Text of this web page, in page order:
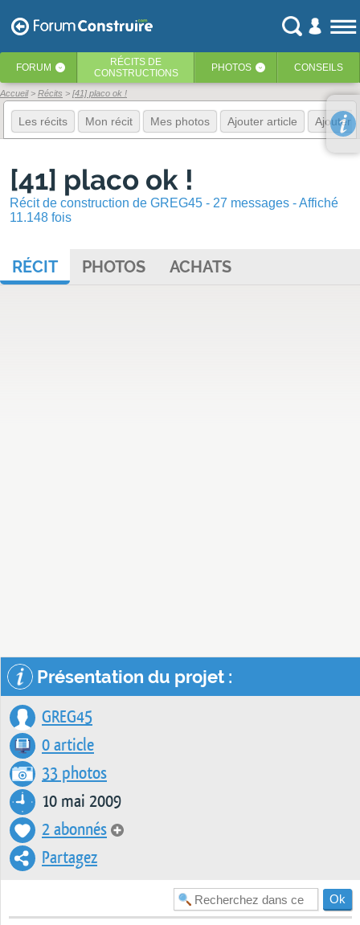
FORUM ‹ RÉCITS DE
CONSTRUCTIONS
PHOTOS ‹ CONSEILS
Accueil Récits [41] placo ok !
Les récits Mon récit Mes photos Ajouter article Ajouter
[41] placo ok !
Récit de construction de GREG45 - 27 messages - Affiché
11.148 fois
RÉCIT PHOTOS ACHATS
Présentation du projet :
GREG45
0 article
33 photos
10 mai 2009
2 abonnés
Partagez